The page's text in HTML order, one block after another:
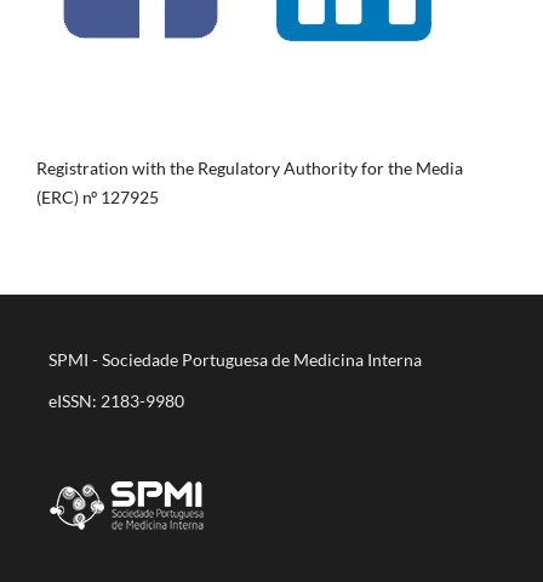
Registration with the Regulatory Authority for the Media
(ERC) nº 127925
SPMI - Sociedade Portuguesa de Medicina Interna
eISSN: 2183-9980